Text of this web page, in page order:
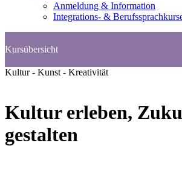
Anmeldung & Information
Integrations- &
Kultur - Kunst - Kreativität
Kultur erleben,
gestalten